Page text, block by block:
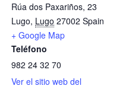
Rúa dos Paxariños, 23
Lugo, Lugo 27002 Spain
+ Google Map
Teléfono
982 24 32 70
Ver el sitio web del